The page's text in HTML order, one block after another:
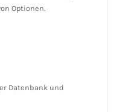
Optionen.
Datenbank und